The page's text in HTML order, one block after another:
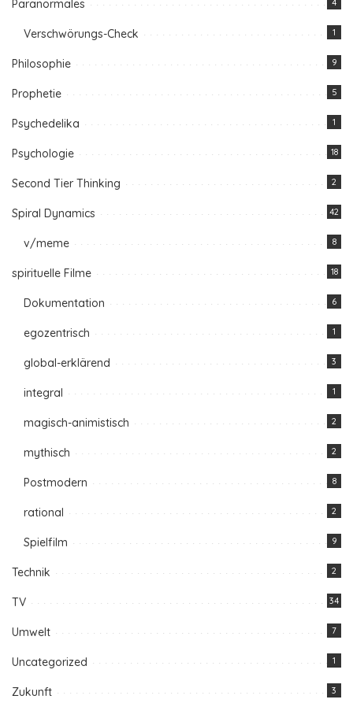
Paranormales 4
Verschwörungs-Check 1
Philosophie 9
Prophetie 5
Psychedelika 1
Psychologie 18
Second Tier Thinking 2
Spiral Dynamics 42
v/meme 8
spirituelle Filme 18
Dokumentation 6
egozentrisch 1
global-erklärend 3
integral 1
magisch-animistisch 2
mythisch 2
Postmodern 8
rational 2
Spielfilm 9
Technik 2
TV 34
Umwelt 7
Uncategorized 1
Zukunft 3